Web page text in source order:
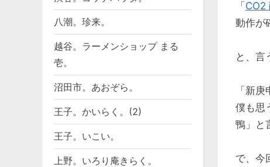
「 CO2
動作が
と、言
「新
僕も思
鴨」と
で、今
八潮。珍来。
越谷。ラーメンショップ まる
壱。
沼田市。あおぞら。
王子。かいらく。(2)
王子。いこい。
上野。いろり庵きらく。